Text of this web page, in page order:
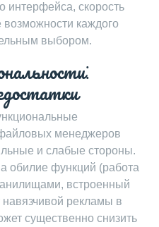
интерфейса, скорость
каждого
выбором.
менеджеров
и слабые стороны.
обилие функций (работа
встроенный
навязчивой рекламы в
существенно снизить